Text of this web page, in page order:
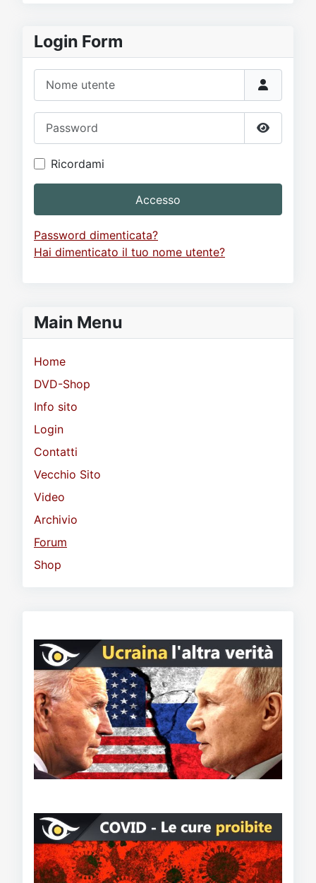
Login Form
Mostra
Ricordami
Accesso
Password dimenticata?
Hai dimenticato il tuo nome utente?
Main Menu
Home
DVD-Shop
Info sito
Login
Contatti
Vecchio Sito
Video
Archivio
Forum
Shop